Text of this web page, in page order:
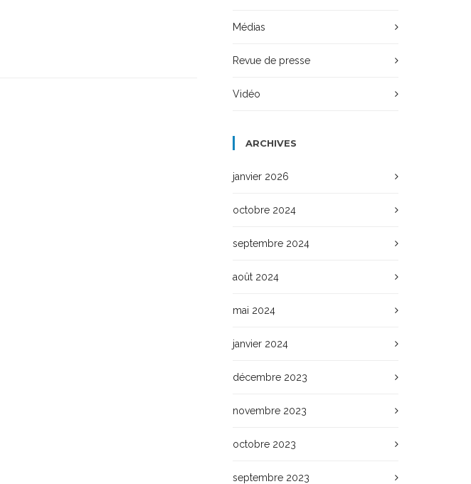
Médias
Revue de presse
Vidéo
ARCHIVES
janvier 2026
octobre 2024
septembre 2024
août 2024
mai 2024
janvier 2024
décembre 2023
novembre 2023
octobre 2023
septembre 2023